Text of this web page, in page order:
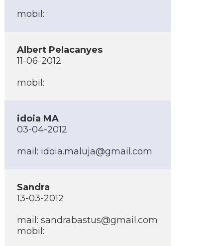
mobil:
Albert Pelacanyes
11-06-2012
mobil:
idoia MA
03-04-2012
mail: idoia.maluja@gmail.com
Sandra
13-03-2012
mail: sandrabastus@gmail.com
mobil: